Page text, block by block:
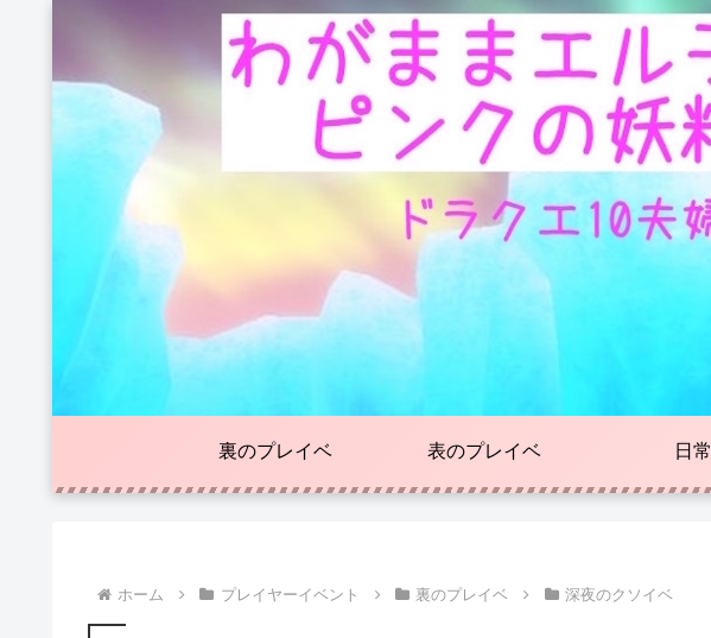
裏のプレイベ 表のプレイベ 日常
ホーム プレイヤーイベント 裏のプレイベ 深夜のクソイベ